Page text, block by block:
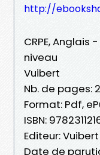
http://
CRPE,
niveau
Vuibert
Nb. de pages:
Format: Pdf,
ISBN:
Editeur: Vuibert
Date de